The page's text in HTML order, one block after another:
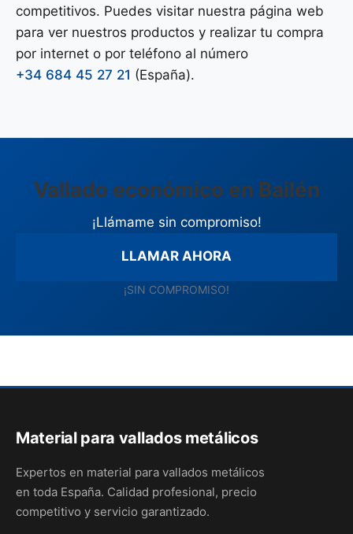
competitivos. Puedes visitar nuestra página web
para ver nuestros productos y realizar tu compra
por internet o por teléfono al número
+34 684 45 27 21 (España).
Vallado económico en Bailén
¡Llámame sin compromiso!
LLAMAR AHORA
¡SIN COMPROMISO!
Material para vallados metálicos
Expertos en material para vallados metálicos
en toda España. Calidad profesional, precio
competitivo y servicio garantizado.